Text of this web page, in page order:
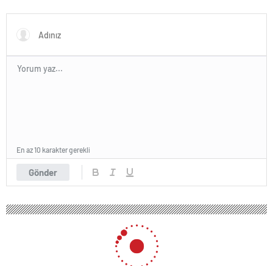
paylaşım
Gönder
En az 10 karakter gerekli